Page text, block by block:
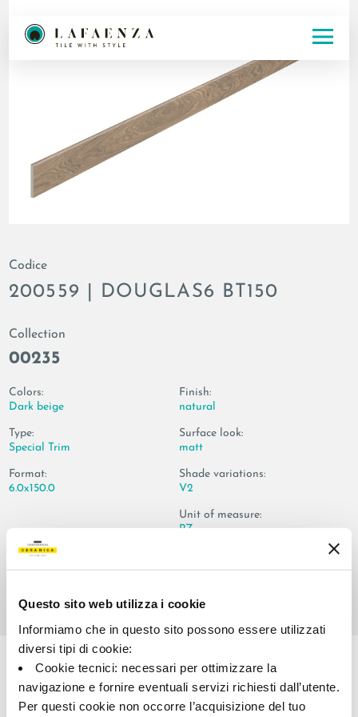
Questo sito web utilizza i cookie
Informiamo che in questo sito possono essere utilizzati
diversi tipi di cookie:
Cookie tecnici: necessari per ottimizzare la
navigazione e fornire eventuali servizi richiesti dall’utente.
Per questi cookie non occorre l’acquisizione del tuo
Codice
200559 | DOUGLAS6 BT150
Collection
00235
Colors:
Dark beige
Type:
Special Trim
Format:
6.0x150.0
Finish:
natural
Surface look:
matt
Shade variations:
V2
Unit of measure:
PZ
Share: